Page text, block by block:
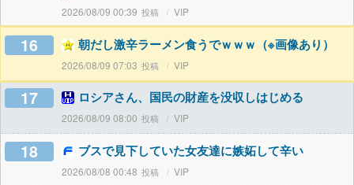
2026/08/09 00:39 VIP
16 朝だし激辛ラーメン食うでｗｗｗ（※画像あり）
2026/08/09 07:03 VIP
17 ロシアさん、国民の財産を没収しはじめる
2026/08/09 08:00 VIP
18 ブスで見下していた女友達に嫉妬して辛い
2026/08/08 00:48 VIP